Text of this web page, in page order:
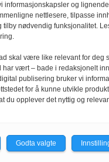
velger Dr. Dropin
informasjonskapsler og
nettlesere, tilpasse
tilby nødvendig funksjonalitet.
skal være like relevant for deg
har vært – bade i redaksjonelt
publisering bruker vi
for å kunne utvikle
du opplever det nyttig og
Godta valgte